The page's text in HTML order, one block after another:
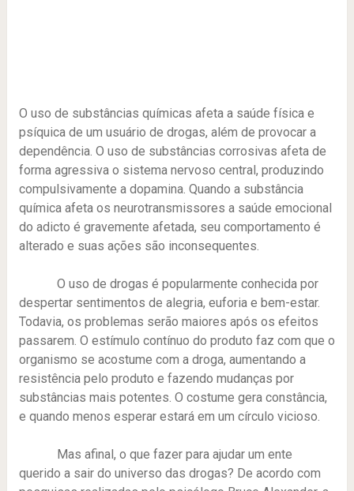
O uso de substâncias químicas afeta a saúde física e
psíquica de um usuário de drogas, além de provocar a
dependência. O uso de substâncias corrosivas afeta de
forma agressiva o sistema nervoso central, produzindo
compulsivamente a dopamina. Quando a substância
química afeta os neurotransmissores a saúde emocional
do adicto é gravemente afetada, seu comportamento é
alterado e suas ações são inconsequentes.
O uso de drogas é popularmente conhecida por
despertar sentimentos de alegria, euforia e bem-estar.
Todavia, os problemas serão maiores após os efeitos
passarem. O estímulo contínuo do produto faz com que o
organismo se acostume com a droga, aumentando a
resistência pelo produto e fazendo mudanças por
substâncias mais potentes. O costume gera constância,
e quando menos esperar estará em um círculo vicioso.
Mas afinal, o que fazer para ajudar um ente
querido a sair do universo das drogas? De acordo com